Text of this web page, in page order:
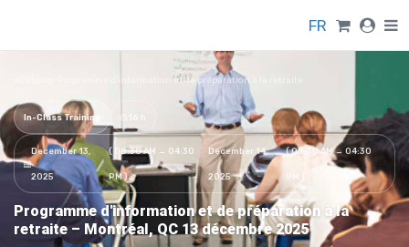
FR
Programme d'information et de préparation à la retraite
In-Class Training 16 h
December 13,
2025
( 08:30 AM → 04:30
PM )
December 14,
2025
( 08:30 AM → 04:30
PM )
Programme d'information et de préparation à la
retraite – Montréal, QC 13 décembre 2025